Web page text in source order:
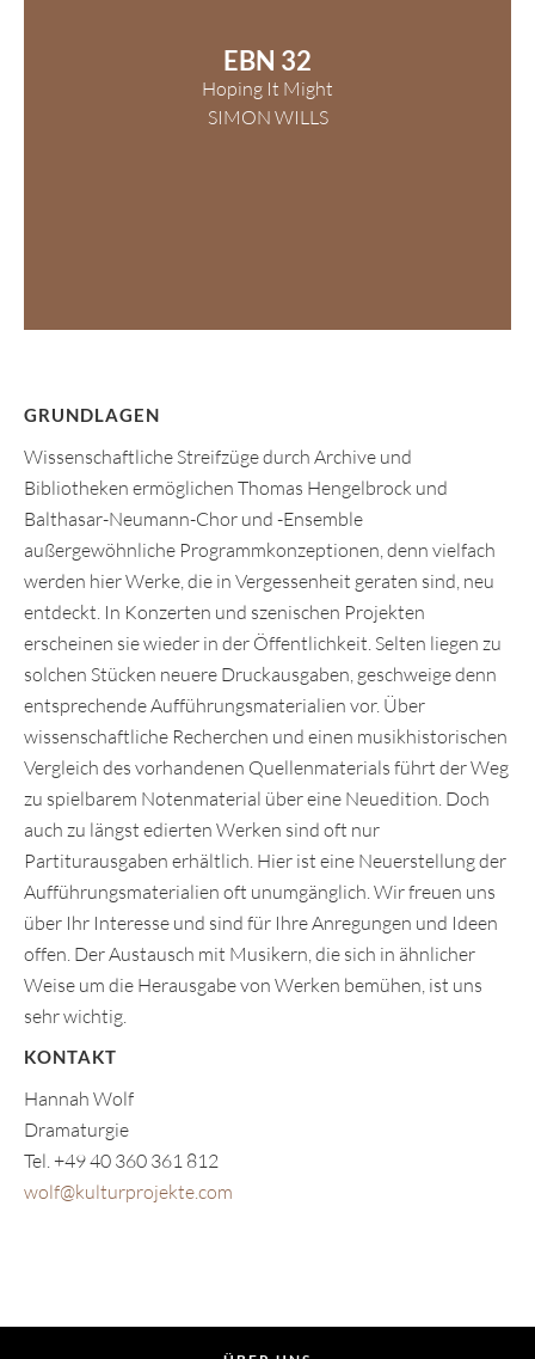
EBN 32
Hoping It Might
SIMON WILLS
GRUNDLAGEN
Wissenschaftliche Streifzüge durch Archive und
Bibliotheken ermöglichen Thomas Hengelbrock und
Balthasar-Neumann-Chor und -Ensemble
außergewöhnliche Programmkonzeptionen, denn vielfach
werden hier Werke, die in Vergessenheit geraten sind, neu
entdeckt. In Konzerten und szenischen Projekten
erscheinen sie wieder in der Öffentlichkeit. Selten liegen zu
solchen Stücken neuere Druckausgaben, geschweige denn
entsprechende Aufführungsmaterialien vor. Über
wissenschaftliche Recherchen und einen musikhistorischen
Vergleich des vorhandenen Quellenmaterials führt der Weg
zu spielbarem Notenmaterial über eine Neuedition. Doch
auch zu längst edierten Werken sind oft nur
Partiturausgaben erhältlich. Hier ist eine Neuerstellung der
Aufführungsmaterialien oft unumgänglich. Wir freuen uns
über Ihr Interesse und sind für Ihre Anregungen und Ideen
offen. Der Austausch mit Musikern, die sich in ähnlicher
Weise um die Herausgabe von Werken bemühen, ist uns
sehr wichtig.
KONTAKT
Hannah Wolf
Dramaturgie
Tel. +49 40 360 361 812
wolf@kulturprojekte.com